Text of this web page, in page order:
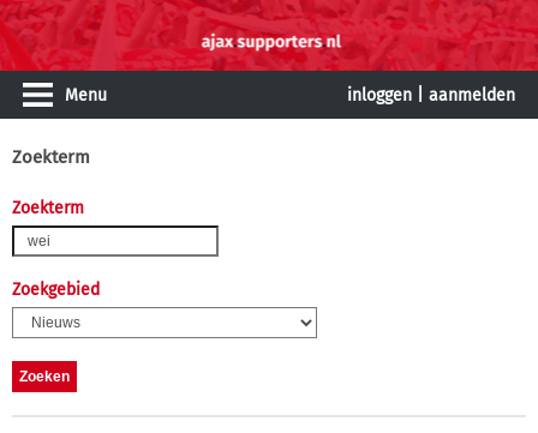
Menu inloggen aanmelden
Zoekterm
Zoekterm
Zoekgebied